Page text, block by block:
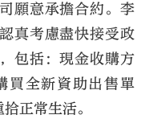
願意承擔合約。李
真考慮盡快接受政
包括：現金收購方
買全新資助出售單
正常生活。